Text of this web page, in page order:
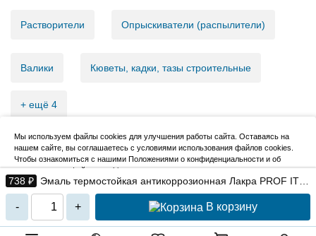
738 ₽
Эмаль термостойкая антикоррозионная Лакра PROF IT
до 700С Красно-коричневый 0,8 кг
- + В корзину
Растворители Опрыскиватели (распылители)
Валики Кюветы, кадки, тазы строительные
+ ещё 4
2007–2026, НовМетиз
Мы используем файлы cookies для улучшения работы сайта. Оставаясь на
нашем сайте, вы соглашаетесь с условиями использования файлов cookies.
Чтобы ознакомиться с нашими Положениями о конфиденциальности и об
использовании файлов cookie,нажмите здесь.
Я согласен